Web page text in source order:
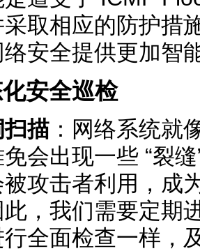
取相应的防护措
安全提供更加智
化安全巡检
描 ：网络系统就
会出现一些 “裂
攻击者利用，成
，我们需要定期
全面检查一样，